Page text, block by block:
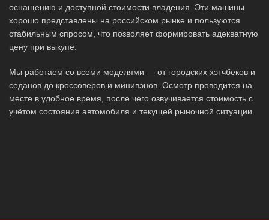
оснащению и доступной стоимости владения. Эти машины
хорошо представлены на российском рынке и пользуются
стабильным спросом, что позволяет формировать адекватную
цену при выкупе.
Мы работаем со всеми моделями — от городских хэтчбеков и
седанов до кроссоверов и минивэнов. Осмотр проводится на
месте в удобное время, после чего озвучивается стоимость с
учётом состояния автомобиля и текущей рыночной ситуации.